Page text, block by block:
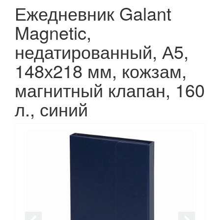
Ежедневник Galant
Magnetic,
недатированный, А5,
148х218 мм, кожзам,
магнитный клапан, 160
л., синий